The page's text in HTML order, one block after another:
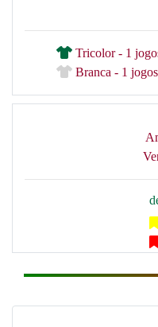
Tricolor - 1
Branca - 1 jogos